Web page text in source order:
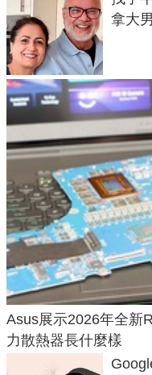
拿大
Asus展示2026年全新
力散熱器長什麼樣